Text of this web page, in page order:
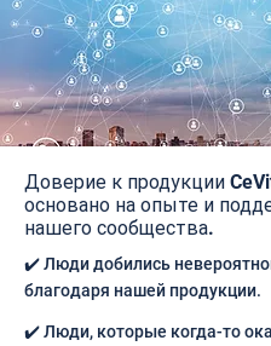
Доверие к продукции
основано на опыте и
нашего сообщества.
✔️ Люди добились
благодаря нашей продукции.
✔️ Люди, которые когда-то